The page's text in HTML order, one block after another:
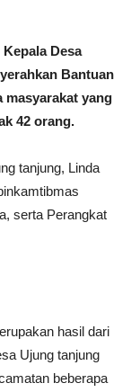
Desa
Bantuan
masyarakat yang
42 orang.
tanjung, Linda
serta Perangkat
hasil dari
Ujung tanjung
beberapa